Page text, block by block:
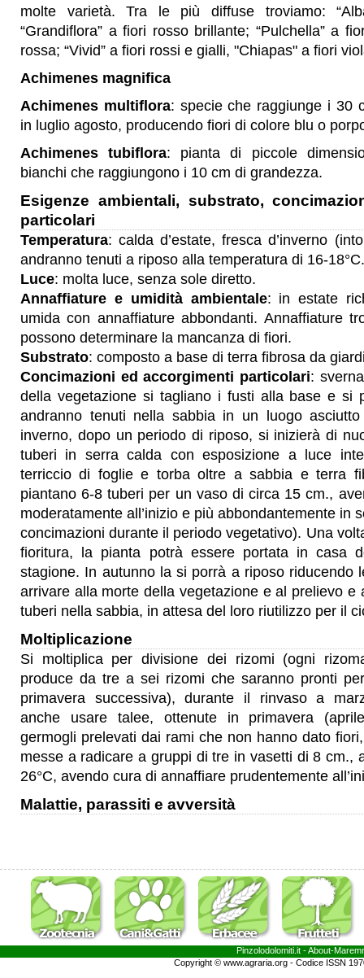
molte varietà. Tra le più diffuse troviamo:
“Grandiflora” a fiori rosso brillante; “Pulchella” a
rossa; “Vivid” a fiori rossi e gialli, "Chiapas" a fiori
Achimenes magnifica
Achimenes multiflora: specie che raggiunge i 30
in luglio agosto, producendo fiori di colore blu o
Achimenes tubiflora: pianta di piccole
bianchi che raggiungono i 10 cm di grandezza.
Esigenze ambientali, substrato,
particolari
Temperatura: calda d’estate, fresca d’inverno
andranno tenuti a riposo alla temperatura di 16-18°C.
Luce: molta luce, senza sole diretto.
Annaffiature e umidità ambientale: in estate
umida con annaffiature abbondanti. Annaffiature
possono determinare la mancanza di fiori.
Substrato: composto a base di terra fibrosa da
Concimazioni ed accorgimenti particolari:
della vegetazione si tagliano i fusti alla base e si
andranno tenuti nella sabbia in un luogo
inverno, dopo un periodo di riposo, si inizierà di
tuberi in serra calda con esposizione a luce
terriccio di foglie e torba oltre a sabbia e terra
piantano 6-8 tuberi per un vaso di circa 15 cm.,
moderatamente all’inizio e più abbondantemente in
concimazioni durante il periodo vegetativo). Una
fioritura, la pianta potrà essere portata in casa
stagione. In autunno la si porrà a riposo riducendo
arrivare alla morte della vegetazione e al prelievo e
tuberi nella sabbia, in attesa del loro riutilizzo per il
Moltiplicazione
Si moltiplica per divisione dei rizomi (ogni
produce da tre a sei rizomi che saranno pronti
primavera successiva), durante il rinvaso a
anche usare talee, ottenute in primavera
germogli prelevati dai rami che non hanno dato
messe a radicare a gruppi di tre in vasetti di 8 cm.,
26°C, avendo cura di annaffiare prudentemente
Malattie, parassiti e avversità
Pinzolodolomiti.it - About-
Copyright © www.agraria.org - Codice ISSN